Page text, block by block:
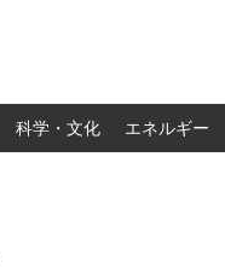
科学・文化 エネルギー